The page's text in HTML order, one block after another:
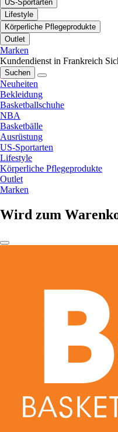
US-Sportarten
Lifestyle
Körperliche Pflegeprodukte
Outlet
Marken
Kundendienst in Frankreich
Suchen
Neuheiten
Bekleidung
Basketballschuhe
NBA
Basketbälle
Ausrüstung
US-Sportarten
Lifestyle
Körperliche Pflegeprodukte
Outlet
Marken
Wird zum